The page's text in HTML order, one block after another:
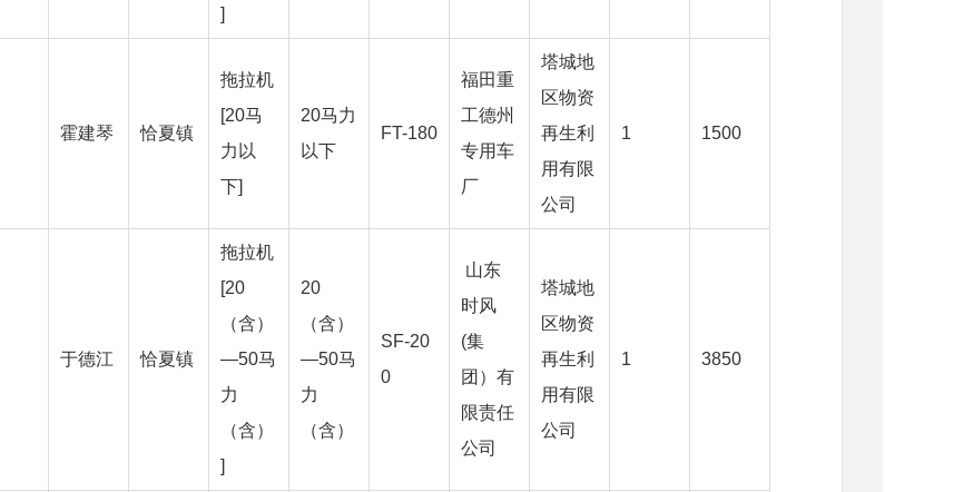
]
霍建琴 恰夏镇
拖拉机
[20马
力以
下]
20马力
以下
FT-180
福田重
工德州
专用车
厂
塔城地
区物资
再生利
用有限
公司
1 1500
于德江 恰夏镇
拖拉机
[20
（含）
—50马
力
（含）
]
20
（含）
—50马
力
（含）
SF-20
0
山东
时风
(集
团）有
限责任
公司
塔城地
区物资
再生利
用有限
公司
1 3850